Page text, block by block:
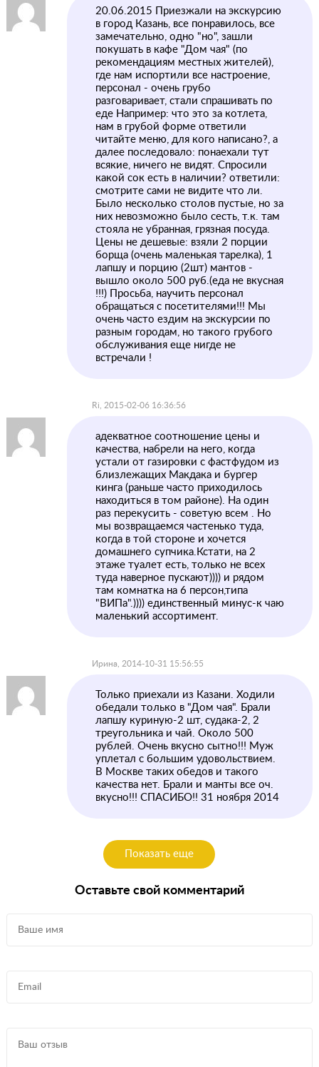
20.06.2015 Приезжали на экскурсию
в город Казань, все понравилось, все
замечательно, одно "но", зашли
покушать в кафе "Дом чая" (по
рекомендациям местных жителей),
где нам испортили все настроение,
персонал - очень грубо
разговаривает, стали спрашивать по
еде Например: что это за котлета,
нам в грубой форме ответили
читайте меню, для кого написано?, а
далее последовало: понаехали тут
всякие, ничего не видят. Спросили
какой сок есть в наличии? ответили:
смотрите сами не видите что ли.
Было несколько столов пустые, но за
них невозможно было сесть, т.к. там
стояла не убранная, грязная посуда.
Цены не дешевые: взяли 2 порции
борща (очень маленькая тарелка), 1
лапшу и порцию (2шт) мантов -
вышло около 500 руб.(еда не вкусная
!!!) Просьба, научить персонал
обращаться с посетителями!!! Мы
очень часто ездим на экскурсии по
разным городам, но такого грубого
обслуживания еще нигде не
встречали !
Ri, 2015-02-06 16:36:56
адекватное соотношение цены и
качества, набрели на него, когда
устали от газировки с фастфудом из
близлежащих Макдака и бургер
кинга (раньше часто приходилось
находиться в том районе). На один
раз перекусить - советую всем . Но
мы возвращаемся частенько туда,
когда в той стороне и хочется
домашнего супчика.Кстати, на 2
этаже туалет есть, только не всех
туда наверное пускают)))) и рядом
там комнатка на 6 персон,типа
"ВИПа".)))) единственный минус-к чаю
маленький ассортимент.
Ирина, 2014-10-31 15:56:55
Только приехали из Казани. Ходили
обедали только в "Дом чая". Брали
лапшу куриную-2 шт, судака-2, 2
треугольника и чай. Около 500
рублей. Очень вкусно сытно!!! Муж
уплетал с большим удовольствием.
В Москве таких обедов и такого
качества нет. Брали и манты все оч.
вкусно!!! СПАСИБО!! 31 ноября 2014
Показать еще
Оставьте свой комментарий